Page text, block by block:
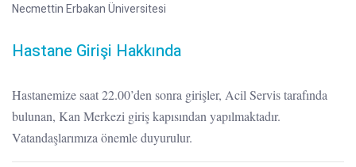
Necmettin Erbakan Üniversitesi
Hastane Girişi Hakkında
Hastanemize saat 22.00’den sonra girişler, Acil Servis tarafında
bulunan, Kan Merkezi giriş kapısından yapılmaktadır.
Vatandaşlarımıza önemle duyurulur.